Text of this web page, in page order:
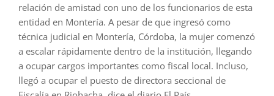
relación de amistad con uno de los funcionarios de esta
entidad en Montería. A pesar de que ingresó como
técnica judicial en Montería, Córdoba, la mujer comenzó
a escalar rápidamente dentro de la institución, llegando
a ocupar cargos importantes como fiscal local. Incluso,
llegó a ocupar el puesto de directora seccional de